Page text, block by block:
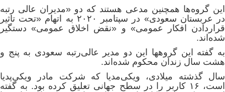
این گروه‌ها همچنین مدعی هستند که دو «مدیران عالی رتبه
در عربستان سعودی» در سپتامبر ۲۰۲۰ به اتهام «تحت تاثیر
قراردادن افکار عمومی» و «نقض اخلاق عمومی» دستگیر
شده‌اند.
به گفته این گروهها این دو مدیر عالی‌رتبه سعودی به پنج و
هشت سال زندان محکوم شده‌اند.
سال گذشته میلادی، ویکی‌مدیا که شرکت مادر ویکی‌پدیا
است، ۱۶ کاربر را در سطح جهانی تعلیق کرده بود. به گفته